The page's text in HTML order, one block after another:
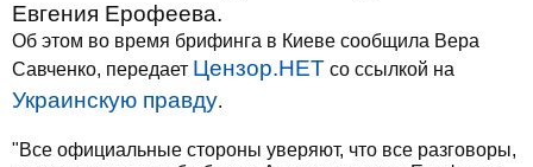
Евгения Ерофеева.
Об этом во время брифинга в Киеве сообщила Вера
Савченко, передает Цензор.НЕТ со ссылкой на
Украинскую правду.
"Все официальные стороны уверяют, что все разговоры,